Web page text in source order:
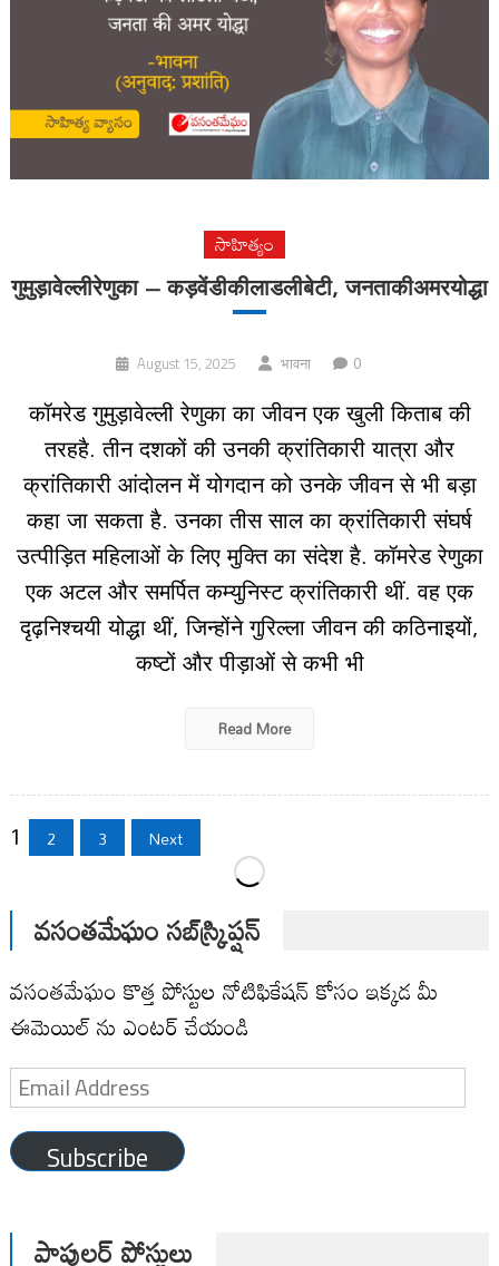
సాహిత్యం
गुमुड़ावेल्लीरेणुका – कड़वेंडीकीलाडलीबेटी, जनताकीअमरयोद्धा
August 15, 2025 भावना 0
कॉमरेड गुमुड़ावेल्ली रेणुका का जीवन एक खुली किताब की
तरहहै. तीन दशकों की उनकी क्रांतिकारी यात्रा और
क्रांतिकारी आंदोलन में योगदान को उनके जीवन से भी बड़ा
कहा जा सकता है. उनका तीस साल का क्रांतिकारी संघर्ष
उत्पीड़ित महिलाओं के लिए मुक्ति का संदेश है. कॉमरेड रेणुका
एक अटल और समर्पित कम्युनिस्ट क्रांतिकारी थीं. वह एक
दृढ़निश्चयी योद्धा थीं, जिन्होंने गुरिल्ला जीवन की कठिनाइयों,
कष्टों और पीड़ाओं से कभी भी
Read More
Posts
pagination
1 2 3 Next
వసంతమేఘం సబ్‌స్క్రిప్షన్
వసంతమేఘం కొత్త పోస్టుల నోటిఫికేషన్ కోసం ఇక్కడ మీ
ఈమెయిల్ ను ఎంటర్ చేయండి
Email
Address
Subscribe
పాపులర్ పోస్టులు